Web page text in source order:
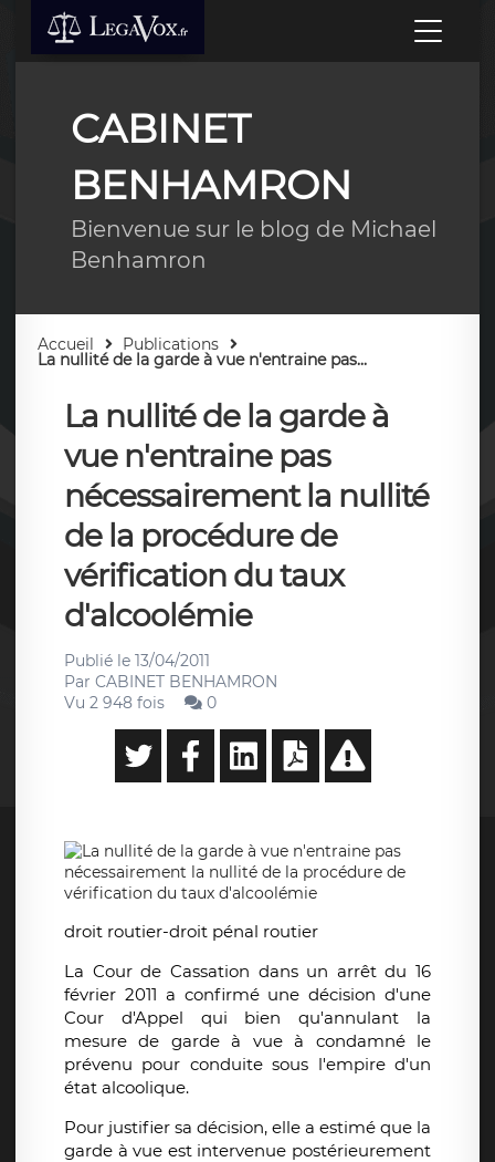
CABINET
BENHAMRON
Bienvenue sur le blog de Michael
Benhamron
Accueil Publications
La nullité de la garde à vue n'entraine pas...
La nullité de la garde à
vue n'entraine pas
nécessairement la nullité
de la procédure de
vérification du taux
d'alcoolémie
Publié le 13/04/2011
Par CABINET BENHAMRON
Vu 2 948 fois
0
droit routier-droit pénal routier
La Cour de Cassation dans un arrêt du 16
février 2011 a confirmé une décision d'une
Cour d'Appel qui bien qu'annulant la
mesure de garde à vue à condamné le
prévenu pour conduite sous l'empire d'un
état alcoolique.
Pour justifier sa décision, elle a estimé que la
garde à vue est intervenue postérieurement